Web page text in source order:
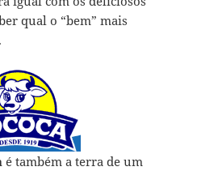
qual o “bem” mais
é também a terra de um